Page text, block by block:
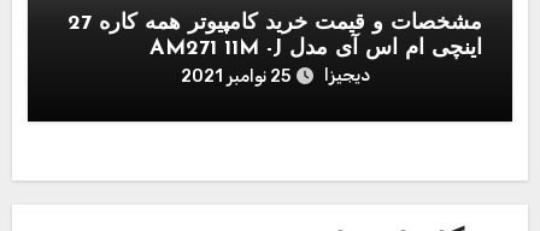
مشخصات و قیمت خرید کامپیوتر همه کاره 27
اینچی ام اس آی مدل AM271 11M -J
دیجیزا 25 نوامبر 2021